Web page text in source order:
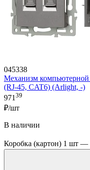
045338
Механизм компьютерной
(RJ-45, CAT6) (Arlight, -)
97139
₽/шт
В наличии
Коробка (картон) 1 шт —